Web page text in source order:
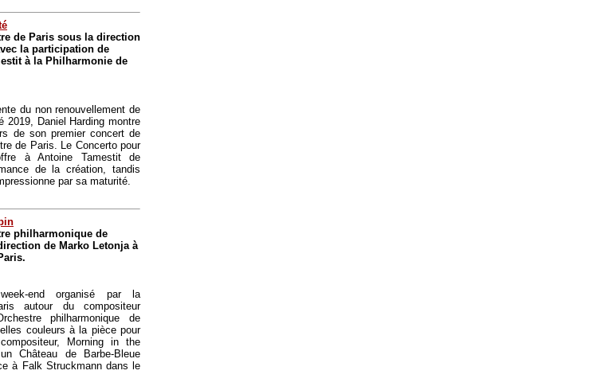
de Paris sous la direction
la participation de
à la Philharmonie de
du non renouvellement de
2019, Daniel Harding montre
de son premier concert de
de Paris. Le Concerto pour
à Antoine Tamestit de
de la création, tandis
par sa maturité.
philharmonique de
de Marko Letonja à
end organisé par la
autour du compositeur
philharmonique de
couleurs à la pièce pour
Morning in the
Château de Barbe-Bleue
à Falk Struckmann dans le